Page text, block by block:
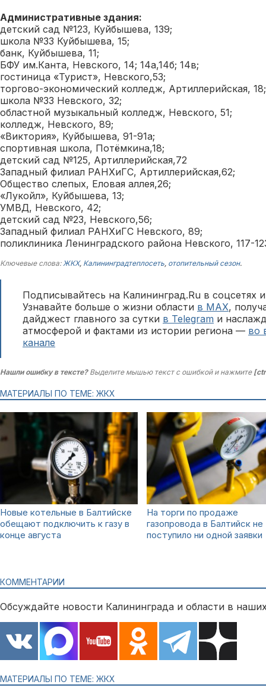
Административные здания:
детский сад №123, Куйбышева, 139;
школа №33 Куйбышева, 15;
банк, Куйбышева, 11;
БФУ им.Канта, Невского, 14; 14а,14б; 14в;
гостиница «Турист», Невского,53;
торгово-экономический колледж, Артиллерийская, 18;
школа №33 Невского, 32;
областной музыкальный колледж, Невского, 51;
колледж, Невского, 89;
«Виктория», Куйбышева, 91-91а;
спортивная школа, Потёмкина,18;
детский сад №125, Артиллерийская,72
Западный филиал РАНХиГС, Артиллерийская,62;
Общество слепых, Еловая аллея,26;
«Лукойл», Куйбышева, 13;
УМВД, Невского, 42;
детский сад №23, Невского,56;
Западный филиал РАНХиГС Невского, 89;
поликлиника Ленинградского района Невского, 117-
Ключевые слова:ЖКХ, Калининградтеплосеть, отопительный сезон.
Подписывайтесь на Калининград.Ru в соцсетях
Узнавайте больше о жизни области в MAX,
дайджест главного за сутки в Telegram и
атмосферой и фактами из истории региона — во
канале
Нашли ошибку в тексте?Выделите мышью текст с ошибкой и нажмите
МАТЕРИАЛЫ ПО ТЕМЕ: ЖКХ
Новые котельные в Балтийске
обещают подключить к газу в
конце августа
На торги по продаже
газопровода в Балтийск не
поступило ни одной заявки
КОММЕНТАРИИ
Обсуждайте новости Калининграда и области в
МАТЕРИАЛЫ ПО ТЕМЕ: ЖКХ